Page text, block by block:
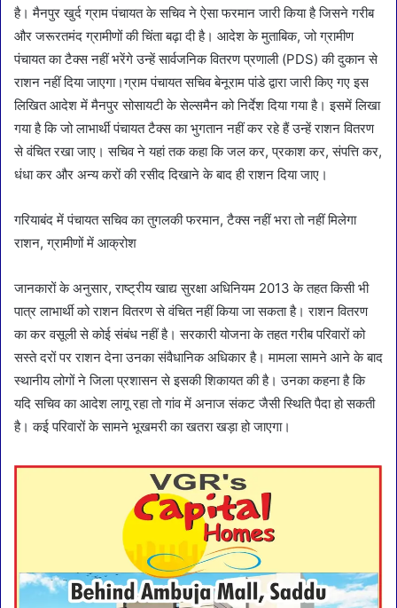
है। मैनपुर खुर्द ग्राम पंचायत के सचिव ने ऐसा फरमान जारी किया है जिसने गरीब
और जरूरतमंद ग्रामीणों की चिंता बढ़ा दी है। आदेश के मुताबिक, जो ग्रामीण
पंचायत का टैक्स नहीं भरेंगे उन्हें सार्वजनिक वितरण प्रणाली (PDS) की दुकान से
राशन नहीं दिया जाएगा।ग्राम पंचायत सचिव बेनूराम पांडे द्वारा जारी किए गए इस
लिखित आदेश में मैनपुर सोसायटी के सेल्समैन को निर्देश दिया गया है। इसमें लिखा
गया है कि जो लाभार्थी पंचायत टैक्स का भुगतान नहीं कर रहे हैं उन्हें राशन वितरण
से वंचित रखा जाए। सचिव ने यहां तक कहा कि जल कर, प्रकाश कर, संपत्ति कर,
धंधा कर और अन्य करों की रसीद दिखाने के बाद ही राशन दिया जाए।
गरियाबंद में पंचायत सचिव का तुगलकी फरमान, टैक्स नहीं भरा तो नहीं मिलेगा
राशन, ग्रामीणों में आक्रोश
जानकारों के अनुसार, राष्ट्रीय खाद्य सुरक्षा अधिनियम 2013 के तहत किसी भी
पात्र लाभार्थी को राशन वितरण से वंचित नहीं किया जा सकता है। राशन वितरण
का कर वसूली से कोई संबंध नहीं है। सरकारी योजना के तहत गरीब परिवारों को
सस्ते दरों पर राशन देना उनका संवैधानिक अधिकार है। मामला सामने आने के बाद
स्थानीय लोगों ने जिला प्रशासन से इसकी शिकायत की है। उनका कहना है कि
यदि सचिव का आदेश लागू रहा तो गांव में अनाज संकट जैसी स्थिति पैदा हो सकती
है। कई परिवारों के सामने भूखमरी का खतरा खड़ा हो जाएगा।